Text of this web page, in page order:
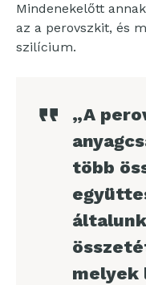
Mindenekelőtt
az a perovszkit, és
szilícium.
„A
több
melyek